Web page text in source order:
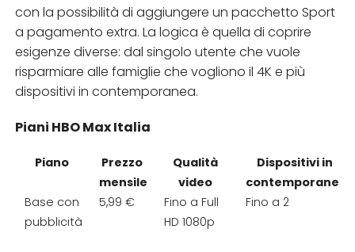
con la possibilità di aggiungere un pacchetto Sport
a pagamento extra. La logica è quella di coprire
esigenze diverse: dal singolo utente che vuole
risparmiare alle famiglie che vogliono il 4K e più
dispositivi in contemporanea.
Piani HBO Max Italia
Piano
Prezzo
mensile
Qualità
video
Dispositivi in
contemporanea
Base con
pubblicità
5,99 €
Fino a Full
HD 1080p
Fino a 2